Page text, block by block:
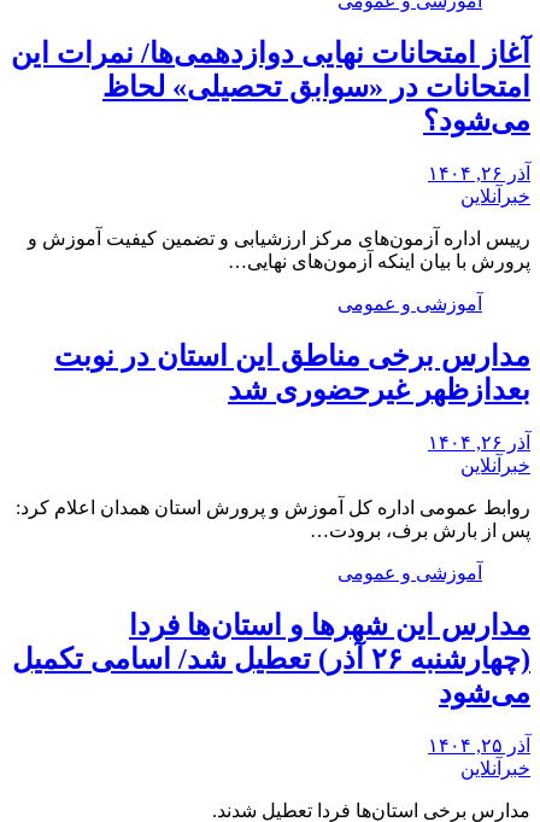
آغاز امتحانات نهایی دوازدهمی‌ها/ نمرات این
امتحانات در «سوابق تحصیلی» لحاظ
می‌شود؟
آذر ۲۶, ۱۴۰۴
خبرآنلاین
رییس اداره آزمون‌های مرکز ارزشیابی و تضمین کیفیت آموزش و
پرورش با بیان اینکه آزمون‌های نهایی…
آموزشی و عمومی
مدارس برخی مناطق این استان در نوبت
بعدازظهر غیرحضوری شد
آذر ۲۶, ۱۴۰۴
خبرآنلاین
روابط عمومی اداره کل آموزش و پرورش استان همدان اعلام کرد:
پس از بارش برف، برودت…
آموزشی و عمومی
مدارس این شهرها و استان‌ها فردا
(چهارشنبه ۲۶ آذر) تعطیل شد/ اسامی تکمیل
می‌شود
آذر ۲۵, ۱۴۰۴
خبرآنلاین
مدارس برخی استان‌ها فردا تعطیل شدند.